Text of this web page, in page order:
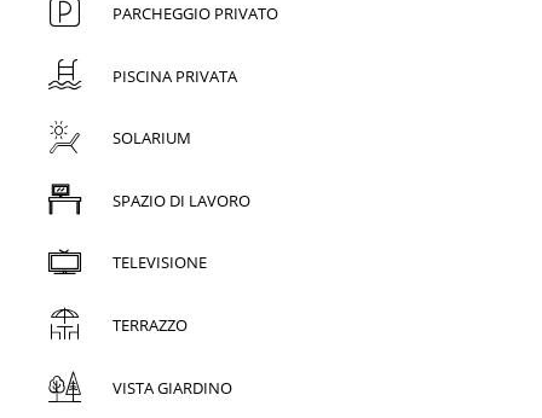
PARCHEGGIO PRIVATO
PISCINA PRIVATA
SOLARIUM
SPAZIO DI LAVORO
TELEVISIONE
TERRAZZO
VISTA GIARDINO